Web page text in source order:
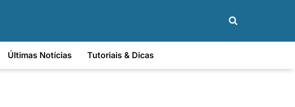
Últimas Notícias Tutoriais & Dicas